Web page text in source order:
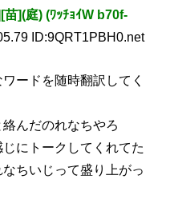
](庭) (ﾜｯﾁｮｲW b70f-
ID:9QRT1PBH0.net
ードを随時翻訳してく
んだのれなちやろ
にトークしてくれてた
ちいじって盛り上がっ